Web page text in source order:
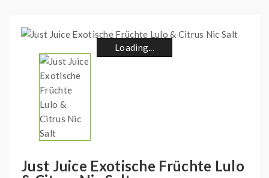
Loading...
Loading...
Loading...
Loading...
Loading...
Loading...
Loading...
Loading...
Just Juice Exotische Früchte Lulo